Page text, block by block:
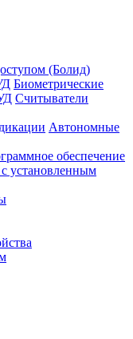
(Болид)
Биометрические
Считыватели
Автономные
обеспечение
установленным